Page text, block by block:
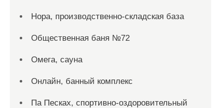
Нора, производственно-складская база
Общественная баня №72
Омега, сауна
Онлайн, банный комплекс
Па Песках, спортивно-оздоровительный